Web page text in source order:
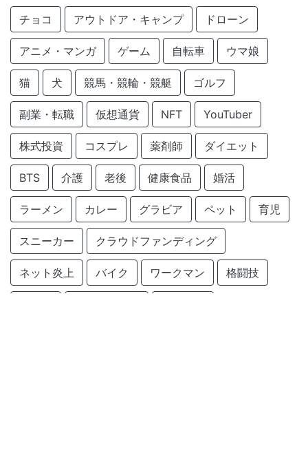
チョコ アウトドア・キャンプ ドローン
アニメ・マンガ ゲーム 自転車 ウマ娘
猫 犬 競馬・競輪・競艇 ゴルフ
副業・転職 仮想通貨 NFT YouTuber
株式投資 コスプレ 薬剤師 ダイエット
BTS 介護 老後 健康食品 婚活
ラーメン カレー グラビア ペット 育児
スニーカー クラウドファンディング
ネット炎上 バイク ワークマン 格闘技